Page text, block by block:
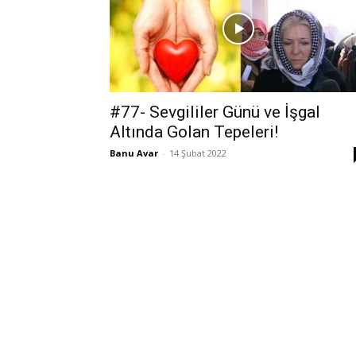
#77- Sevgililer Günü ve İşgal
Altında Golan Tepeleri!
Banu Avar - 14 Şubat 2022